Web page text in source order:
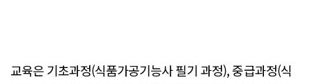
교육은 기초과정(식품가공기능사 필기 과정), 중급과정(식